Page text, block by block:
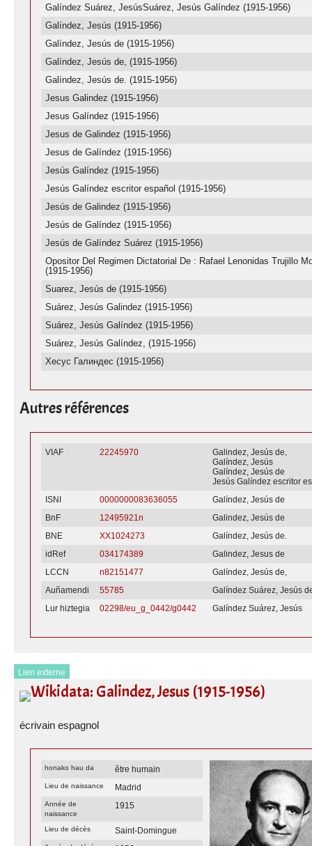
Galíndez Suárez, JesúsSuárez, Jesús Galíndez (1915-1956)
Galíndez, Jesús (1915-1956)
Galíndez, Jesús de (1915-1956)
Galíndez, Jesús de, (1915-1956)
Galíndez, Jesús de. (1915-1956)
Jesus Galindez (1915-1956)
Jesus Galíndez (1915-1956)
Jesus de Galindez (1915-1956)
Jesus de Galíndez (1915-1956)
Jesús Galíndez (1915-1956)
Jesús Galíndez escritor español (1915-1956)
Jesús de Galindez (1915-1956)
Jesús de Galíndez (1915-1956)
Jesús de Galíndez Suárez (1915-1956)
Opositor Del Regimen Dictatorial De : Rafael Lenonidas Trujillo
(1915-1956)
Suarez, Jesús de (1915-1956)
Suárez, Jesús Galindez (1915-1956)
Suárez, Jesús Galíndez (1915-1956)
Suárez, Jesús Galíndez, (1915-1956)
Хесус Галиндес (1915-1956)
Autres références
VIAF 22245970
Galindez, Jesús de,
Galíndez, Jesús
Galíndez, Jesús de
Jesús Galíndez escritor
ISNI
0000000083636055
Galíndez, Jesús de
BnF
12495921n
Galindez, Jesús de
BNE
XX1024273
Galíndez, Jesús de.
idRef
034174389
Galindez, Jesus de
LCCN
n82151477
Galíndez, Jesús de,
Auñamendi
55785
Galíndez Suárez, Jesús
Lur hiztegia
02298/eu_g_0442/g0442 Galíndez Suárez, Jesús
Lien externe
Wikidata: Galindez, Jesus (1915-1956)
écrivain espagnol
honako hau da être humain
Lieu de naissance Madrid
Année de
naissance
1915
Lieu de décès Saint-Domingue